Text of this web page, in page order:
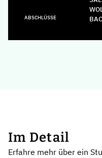
ABSCHLÜSSE
Im Detail
Erfahre mehr über ein